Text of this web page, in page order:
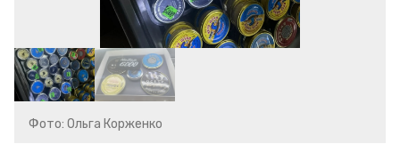
Фото: Ольга Корженко